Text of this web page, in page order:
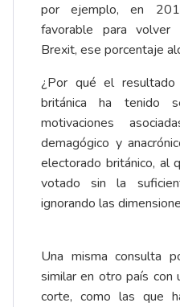
por ejemplo, en
favorable para
Brexit, ese porcentaje
¿Por qué el
británica ha tenido
motivaciones
demagógico y
electorado británico, al
votado sin la
ignorando las
Una misma consulta
similar en otro país con
corte, como las que